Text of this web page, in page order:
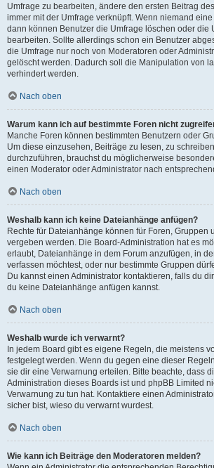
Umfrage zu bearbeiten, ändere den ersten Beitrag
immer mit der Umfrage verknüpft. Wenn niemand
dann können Benutzer die Umfrage löschen oder die
bearbeiten. Sollte allerdings schon ein Benutzer
die Umfrage nur noch von Moderatoren oder
gelöscht werden. Dadurch soll die Manipulation von
verhindert werden.
Nach oben
Warum kann ich auf bestimmte Foren nicht
Manche Foren können bestimmten Benutzern oder
Um diese einzusehen, Beiträge zu lesen, zu
durchzuführen, brauchst du möglicherweise
einen Moderator oder Administrator nach
Nach oben
Weshalb kann ich keine Dateianhänge anfügen?
Rechte für Dateianhänge können für Foren, Gruppen
vergeben werden. Die Board-Administration hat es
erlaubt, Dateianhänge in dem Forum anzufügen, in
verfassen möchtest, oder nur bestimmte Gruppen
Du kannst einen Administrator kontaktieren, falls du
du keine Dateianhänge anfügen kannst.
Nach oben
Weshalb wurde ich verwarnt?
In jedem Board gibt es eigene Regeln, die meistens
festgelegt werden. Wenn du gegen eine dieser
sie dir eine Verwarnung erteilen. Bitte beachte, dass
Administration dieses Boards ist und phpBB Limited
Verwarnung zu tun hat. Kontaktiere einen
sicher bist, wieso du verwarnt wurdest.
Nach oben
Wie kann ich Beiträge den Moderatoren melden?